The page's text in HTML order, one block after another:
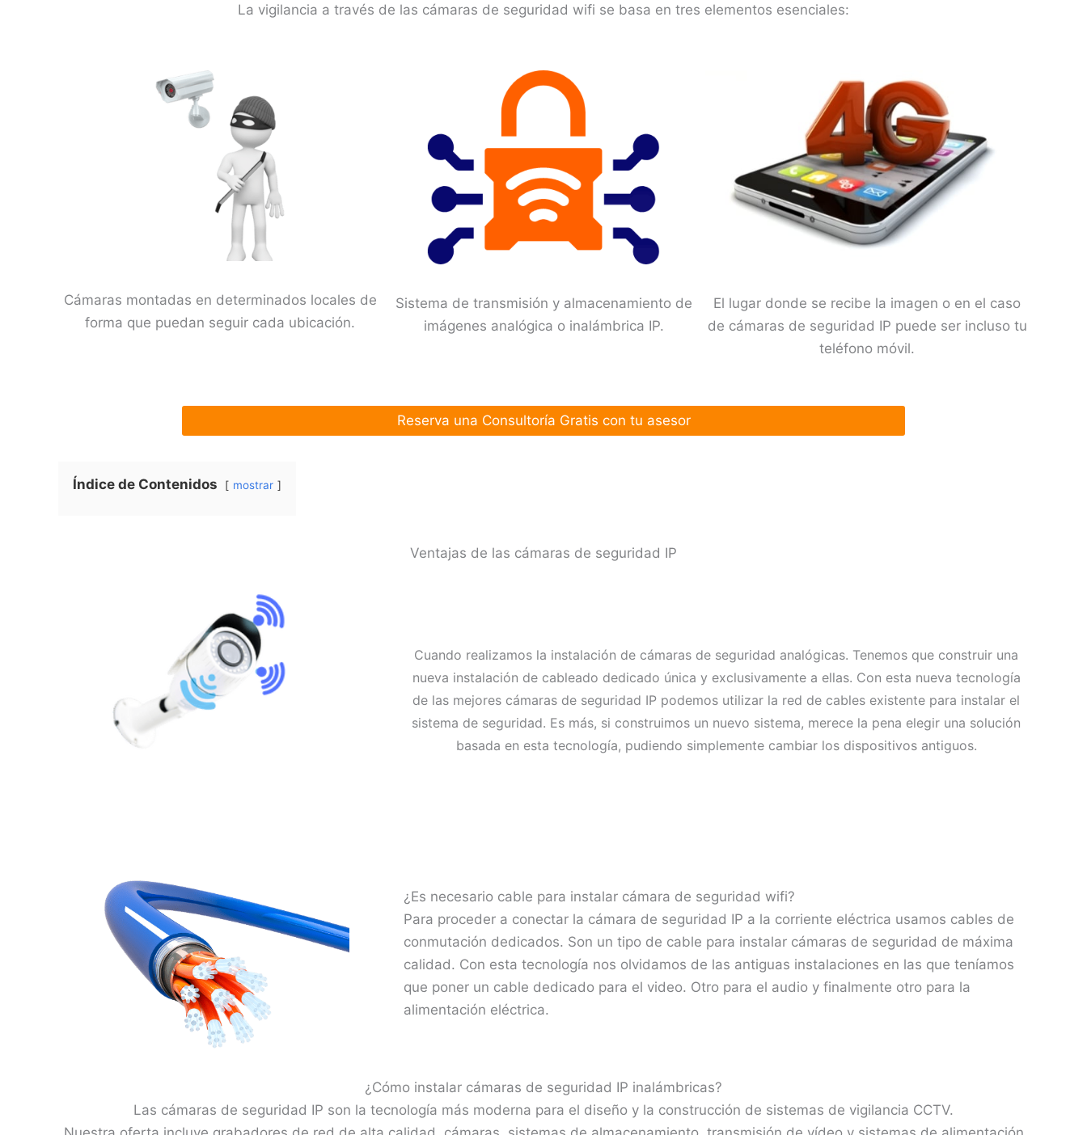
La vigilancia a través de las cámaras de seguridad wifi se basa en tres elementos esenciales:
Cámaras montadas en determinados locales de
forma que puedan seguir cada ubicación.
Sistema de transmisión y almacenamiento de
imágenes analógica o inalámbrica IP.
El lugar donde se recibe la imagen o en el caso
de cámaras de seguridad IP puede ser incluso tu
teléfono móvil.
Reserva una Consultoría Gratis con tu asesor
Índice de Contenidos mostrar
Ventajas de las cámaras de seguridad IP
Cuando realizamos la instalación de cámaras de seguridad analógicas. Tenemos que construir una
nueva instalación de cableado dedicado única y exclusivamente a ellas. Con esta nueva tecnología
de las mejores cámaras de seguridad IP podemos utilizar la red de cables existente para instalar el
sistema de seguridad. Es más, si construimos un nuevo sistema, merece la pena elegir una solución
basada en esta tecnología, pudiendo simplemente cambiar los dispositivos antiguos.
¿Es necesario cable para instalar cámara de seguridad wifi?
Para proceder a conectar la cámara de seguridad IP a la corriente eléctrica usamos cables de
conmutación dedicados. Son un tipo de cable para instalar cámaras de seguridad de máxima
calidad. Con esta tecnología nos olvidamos de las antiguas instalaciones en las que teníamos
que poner un cable dedicado para el video. Otro para el audio y finalmente otro para la
alimentación eléctrica.
¿Cómo instalar cámaras de seguridad IP inalámbricas?
Las cámaras de seguridad IP son la tecnología más moderna para el diseño y la construcción de sistemas de vigilancia CCTV.